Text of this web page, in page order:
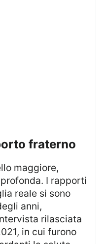
fraterno
maggiore,
I rapporti
reale si sono
anni,
rilasciata
in cui furono